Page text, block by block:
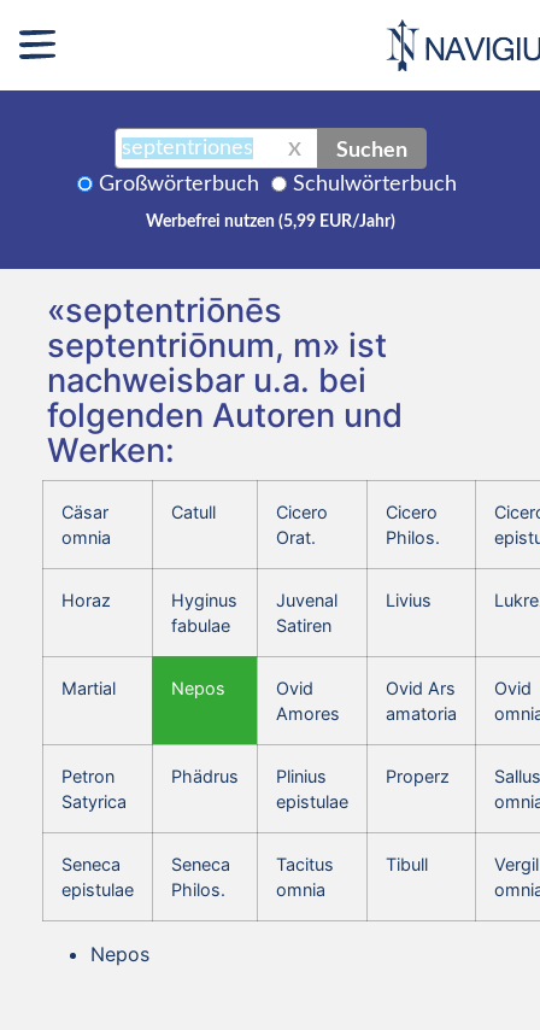
X Suchen
Großwörterbuch Schulwörterbuch
Werbefrei nutzen (5,99 EUR/Jahr)
«septentriōnēs
septentriōnum, m» ist
nachweisbar u.a. bei
folgenden Autoren und
Werken:
Cäsar
omnia
Catull
Cicero
Orat.
Cicero
Philos.
Horaz
Hyginus
fabulae
Juvenal
Satiren
Livius
Martial Nepos
Ovid
Amores
Ovid Ars
amatoria
Ovid
Petron
Satyrica
Phädrus
Plinius
epistulae
Properz
Seneca
epistulae
Seneca
Philos.
Tacitus
omnia
Tibull
Vergil
Nepos